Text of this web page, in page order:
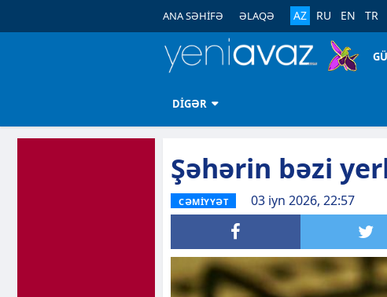
ANA SƏHİFƏ ƏLAQƏ AZ RU EN TR
DİGƏR
Şəhərin bəzi
CƏMİYYƏT 03 iyn 2026, 22:57